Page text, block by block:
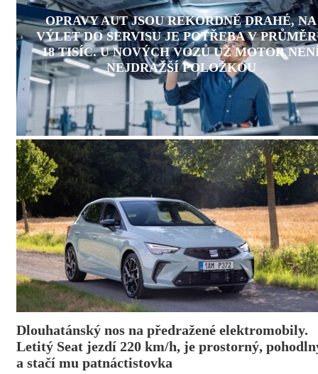
OPRAVY AUT JSOU REKORDNĚ DRAHÉ, NA
VÝLET DO SERVISU JE POTŘEBA V
18 TISÍC. U NOVÝCH VOZŮ UŽ MOTOR
NEJDRAŽŠÍ POLOŽKOU
Dlouhatánský nos na předražené elektromobily.
Letitý Seat jezdí 220 km/h, je prostorný,
a stačí mu patnáctistovka